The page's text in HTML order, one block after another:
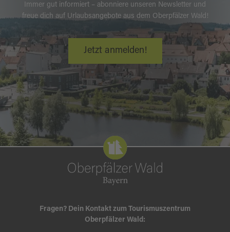
Immer gut informiert – abonniere unseren Newsletter und
freue dich auf Urlaubsangebote aus dem Oberpfälzer Wald!
Jetzt anmelden!
Fragen? Dein Kontakt zum Tourismuszentrum
Oberpfälzer Wald: